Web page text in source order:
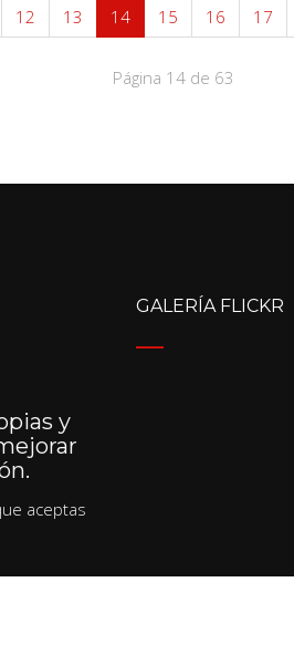
12 13 14 15 16 17
Página 14 de 63
y
aceptas
GALERÍA FLICKR